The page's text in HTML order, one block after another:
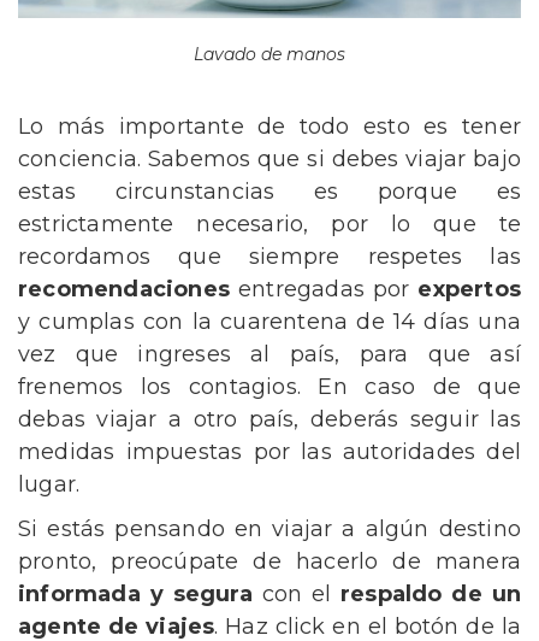
Lavado de manos
Lo más importante de todo esto es tener
conciencia. Sabemos que si debes viajar bajo
estas circunstancias es porque es
estrictamente necesario, por lo que te
recordamos que siempre respetes las
recomendaciones entregadas por expertos
y cumplas con la cuarentena de 14 días una
vez que ingreses al país, para que así
frenemos los contagios. En caso de que
debas viajar a otro país, deberás seguir las
medidas impuestas por las autoridades del
lugar.
Si estás pensando en viajar a algún destino
pronto, preocúpate de hacerlo de manera
informada y segura con el respaldo de un
agente de viajes. Haz click en el botón de la